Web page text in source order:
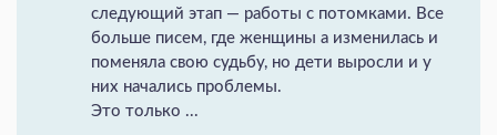
следующий этап — работы с потомками. Все
больше писем, где женщины а изменилась и
поменяла свою судьбу, но дети выросли и у
них начались проблемы.
Это только ...